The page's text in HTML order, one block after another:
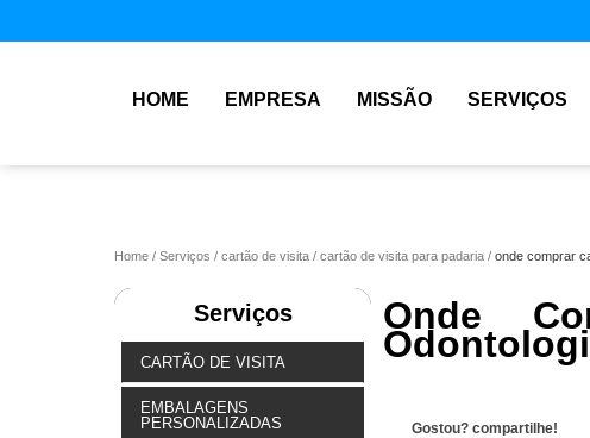
HOME EMPRESA MISSÃO SERVIÇOS
Home Serviços cartão de visita cartão de visita para padaria onde comprar
Serviços
CARTÃO DE VISITA
EMBALAGENS
PERSONALIZADAS
Onde
Gostou? compartilhe!